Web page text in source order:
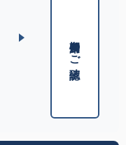
初期費用のご確認